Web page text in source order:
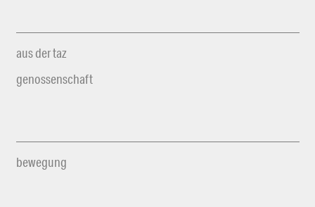
aus der taz
genossenschaft
bewegung